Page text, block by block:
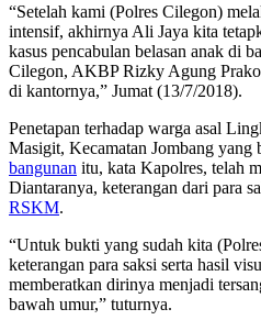
“Setelah kami (Polres Cilegon)
intensif, akhirnya Ali Jaya kita
kasus pencabulan belasan anak di
Cilegon, AKBP Rizky Agung
di kantornya,” Jumat (13/7/2018).
Penetapan terhadap warga asal
Masigit, Kecamatan Jombang yang
bangunan itu, kata Kapolres, telah
Diantaranya, keterangan dari para
RSKM.
“Untuk bukti yang sudah kita
keterangan para saksi serta hasil
memberatkan dirinya menjadi
bawah umur,” tuturnya.